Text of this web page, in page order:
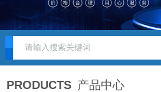
PRODUCTS 产品中心